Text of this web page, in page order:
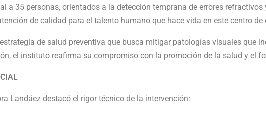
a 35 personas, orientados a la detección temprana de errores refractivos
de calidad para el talento humano que hace vida en este centro de
de salud preventiva que busca mitigar patologías visuales que
el instituto reafirma su compromiso con la promoción de la salud y el
Landáez destacó el rigor técnico de la intervención: